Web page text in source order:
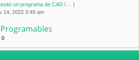
un programa de CAD l…
14, 2022 3:49 am
0